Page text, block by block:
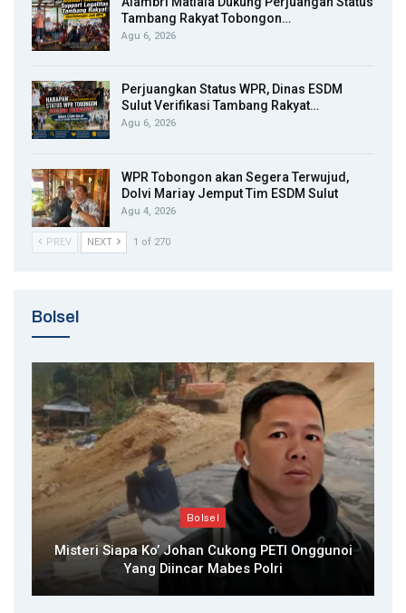
Tambang Rakyat Tobongon…
Agu 6, 2026
Perjuangkan Status WPR, Dinas ESDM
Sulut Verifikasi Tambang Rakyat…
Agu 6, 2026
WPR Tobongon akan Segera Terwujud,
Dolvi Mariay Jemput Tim ESDM Sulut
Agu 4, 2026
PREV NEXT 1 of 270
Bolsel
Bolsel
Misteri Siapa Ko’ Johan Cukong PETI Onggunoi
Yang Diincar Mabes Polri